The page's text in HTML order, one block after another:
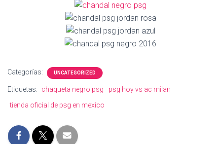
Categorías: UNCATEGORIZED
Etiquetas: chaqueta negro psg
psg hoy vs ac milan
tienda oficial de psg en mexico